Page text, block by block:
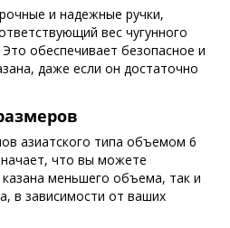
и надежные ручки,
вес чугунного
обеспечивает безопасное и
даже если он достаточно
азиатского типа объемом 6
что вы можете
меньшего объема, так и
в зависимости от ваших